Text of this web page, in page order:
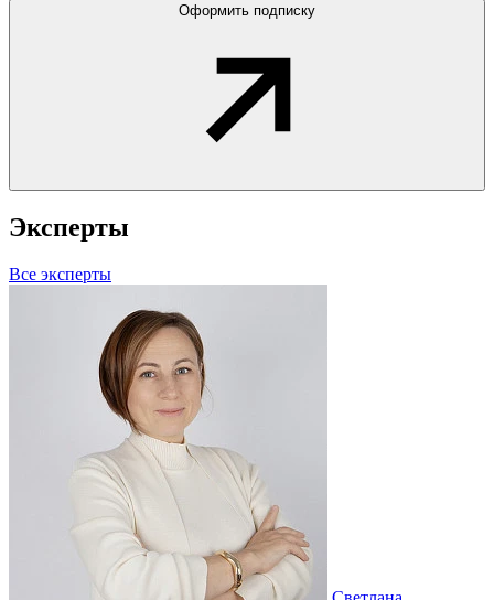
Оформить подписку
Эксперты
Все эксперты